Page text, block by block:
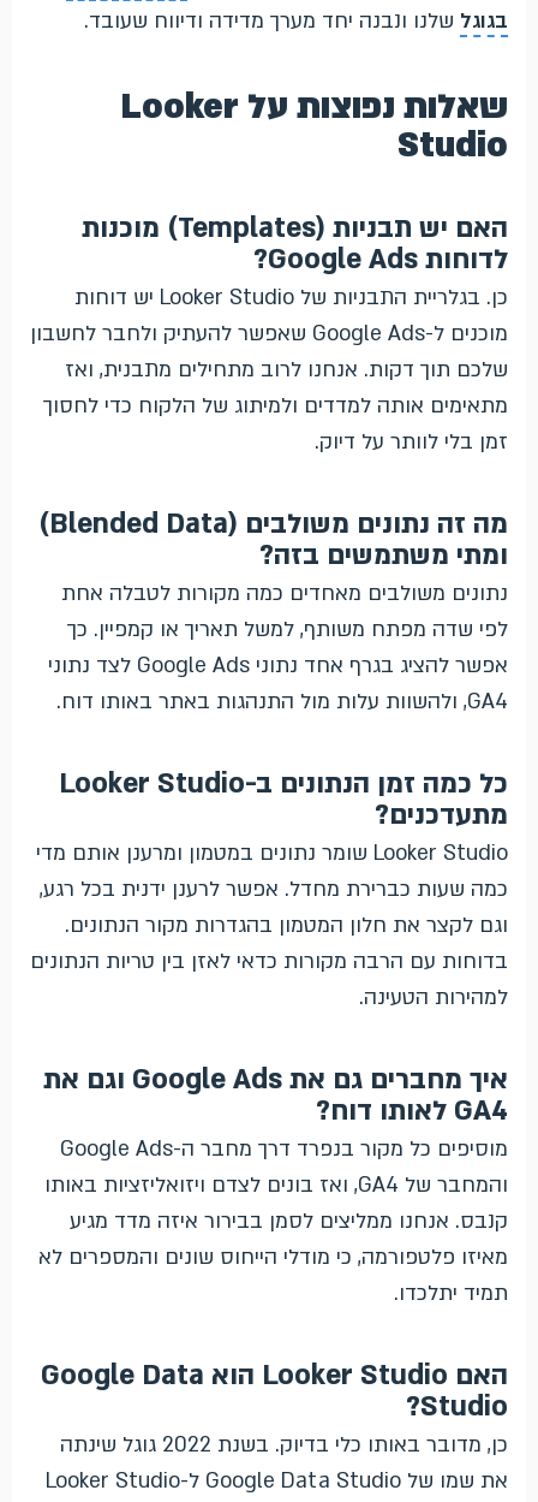
בגוגל שלנו ונבנה יחד מערך מדידה ודיווח שעובד.
שאלות נפוצות על Looker
Studio
האם יש תבניות (Templates) מוכנות
לדוחות Google Ads?
כן. בגלריית התבניות של Looker Studio יש דוחות
מוכנים ל-Google Ads שאפשר להעתיק ולחבר לחשבון
שלכם תוך דקות. אנחנו לרוב מתחילים מתבנית, ואז
מתאימים אותה למדדים ולמיתוג של הלקוח כדי לחסוך
זמן בלי לוותר על דיוק.
מה זה נתונים משולבים (Blended Data)
ומתי משתמשים בזה?
נתונים משולבים מאחדים כמה מקורות לטבלה אחת
לפי שדה מפתח משותף, למשל תאריך או קמפיין. כך
אפשר להציג בגרף אחד נתוני Google Ads לצד נתוני
GA4, ולהשוות עלות מול התנהגות באתר באותו דוח.
כל כמה זמן הנתונים ב-Looker Studio
מתעדכנים?
Looker Studio שומר נתונים במטמון ומרענן אותם מדי
כמה שעות כברירת מחדל. אפשר לרענן ידנית בכל רגע,
וגם לקצר את חלון המטמון בהגדרות מקור הנתונים.
בדוחות עם הרבה מקורות כדאי לאזן בין טריות הנתונים
למהירות הטעינה.
איך מחברים גם את Google Ads וגם את
GA4 לאותו דוח?
מוסיפים כל מקור בנפרד דרך מחבר ה-Google Ads
והמחבר של GA4, ואז בונים לצדם ויזואליזציות באותו
קנבס. אנחנו ממליצים לסמן בבירור איזה מדד מגיע
מאיזו פלטפורמה, כי מודלי הייחוס שונים והמספרים לא
תמיד יתלכדו.
האם Looker Studio הוא Google Data
Studio?
כן, מדובר באותו כלי בדיוק. בשנת 2022 גוגל שינתה
את שמו של Google Data Studio ל-Looker Studio